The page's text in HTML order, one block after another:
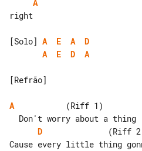
A
right
[Solo] A E A
D
A
E D A
[Refrão]
A
           (Riff 1)
D